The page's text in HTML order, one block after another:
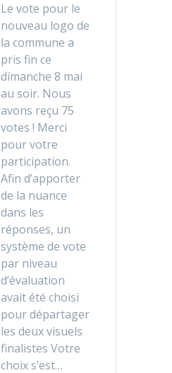
Le vote pour le
nouveau logo de
la commune a
pris fin ce
dimanche 8 mai
au soir. Nous
avons reçu 75
votes ! Merci
pour votre
participation.
Afin d’apporter
de la nuance
dans les
réponses, un
système de vote
par niveau
d’évaluation
avait été choisi
pour départager
les deux visuels
finalistes Votre
choix s’est…